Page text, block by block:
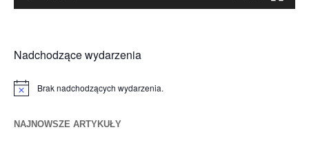
Nadchodzące wydarzenia
Powiadomienie
Brak nadchodzących wydarzenia.
NAJNOWSZE ARTYKUŁY